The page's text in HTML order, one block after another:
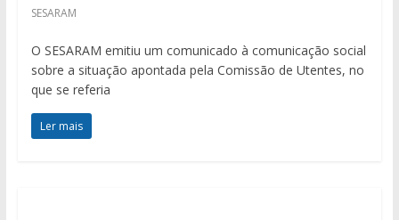
SESARAM
O SESARAM emitiu um comunicado à comunicação social
sobre a situação apontada pela Comissão de Utentes, no
que se referia
Ler mais